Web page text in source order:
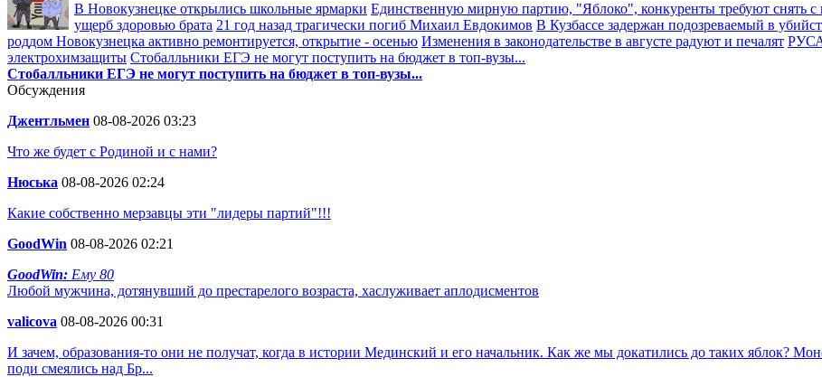
В Новокузнецке открылись школьные ярмарки Единственную мирную партию, "Яблоко", конкуренты требуют снять с
ущерб здоровью брата 21 год назад трагически погиб Михаил Евдокимов В Кузбассе задержан подозреваемый в
роддом Новокузнецка активно ремонтируется, открытие - осенью Изменения в законодательстве в августе радуют и печалят
электрохимзащиты Стобалльники ЕГЭ не могут поступить на бюджет в топ-вузы...
Стобалльники ЕГЭ не могут поступить на бюджет в топ-вузы...
Обсуждения
Джентльмен 08-08-2026 03:23
Что же будет с Родиной и с нами?
Нюська 08-08-2026 02:24
Какие собственно мерзавцы эти "лидеры партий"!!!
GoodWin 08-08-2026 02:21
GoodWin: Ему 80
Любой мужчина, дотянувший до престарелого возраста, хаслуживает аплодисментов
valicova 08-08-2026 00:31
И зачем, образования-то они не получат, когда в истории Мединский и его начальник. Как же мы докатились до таких яблок?
поди смеялись над Бр...